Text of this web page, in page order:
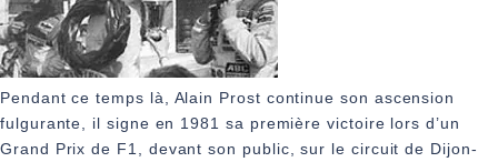
Pendant ce temps là, Alain Prost continue son ascension
fulgurante, il signe en 1981 sa première victoire lors d’un
Grand Prix de F1, devant son public, sur le circuit de Dijon-